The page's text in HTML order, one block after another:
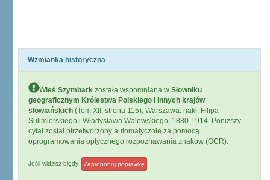
Wzmianka historyczna
Wieś Szymbark została wspomniana w Słowniku
geograficznym Królestwa Polskiego i innych krajów
słowiańskich (Tom XII, strona 115), Warszawa: nakł. Filipa
Sulimierskiego i Władysława Walewskiego, 1880-1914. Poniższy
cytat został ptrzetworzony automatycznie za pomocą
oprogramowania optycznego rozpoznawania znaków (OCR).
Jeśli widzisz błędy Zaproponuj poprawkę